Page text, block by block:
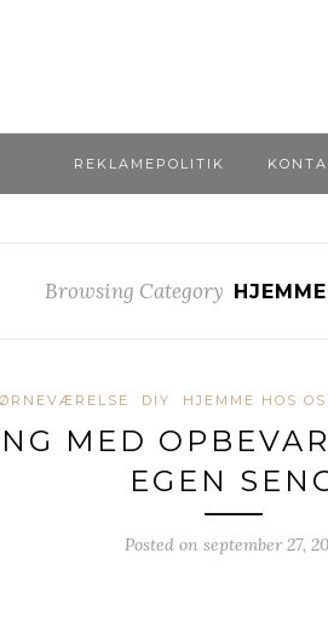
REKLAMEPOLITIK
Browsing Category
DIY HJEMME HOS OS
MED
EGEN
Posted on september 27,